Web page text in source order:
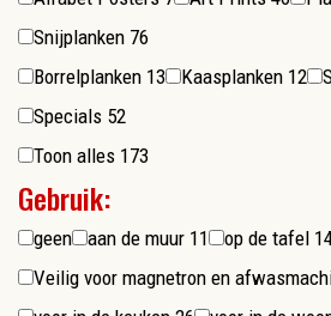
Snijplanken 76
Borrelplanken 13 Kaasplanken 12
Specials 52
Toon alles 173
Gebruik:
geen aan de muur 11 op de tafel
Veilig voor magnetron en